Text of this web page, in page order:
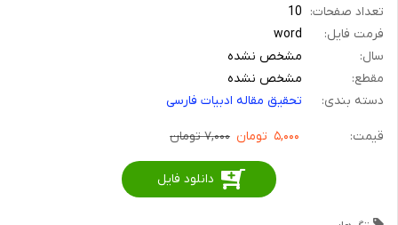
تعداد صفحات: 10
فرمت فایل:
word
سال:
مشخص نشده
مقطع:
مشخص نشده
دسته بندی:
تحقیق مقاله ادبیات فارسی
قیمت: ۵,۰۰۰ تومان ۷,۰۰۰ تومان
دانلود فایل